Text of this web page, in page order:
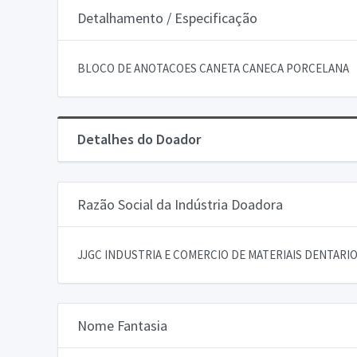
Detalhamento / Especificação
BLOCO DE ANOTACOES CANETA CANECA PORCELANA
Detalhes do Doador
Razão Social da Indústria Doadora
JJGC INDUSTRIA E COMERCIO DE MATERIAIS
Nome Fantasia